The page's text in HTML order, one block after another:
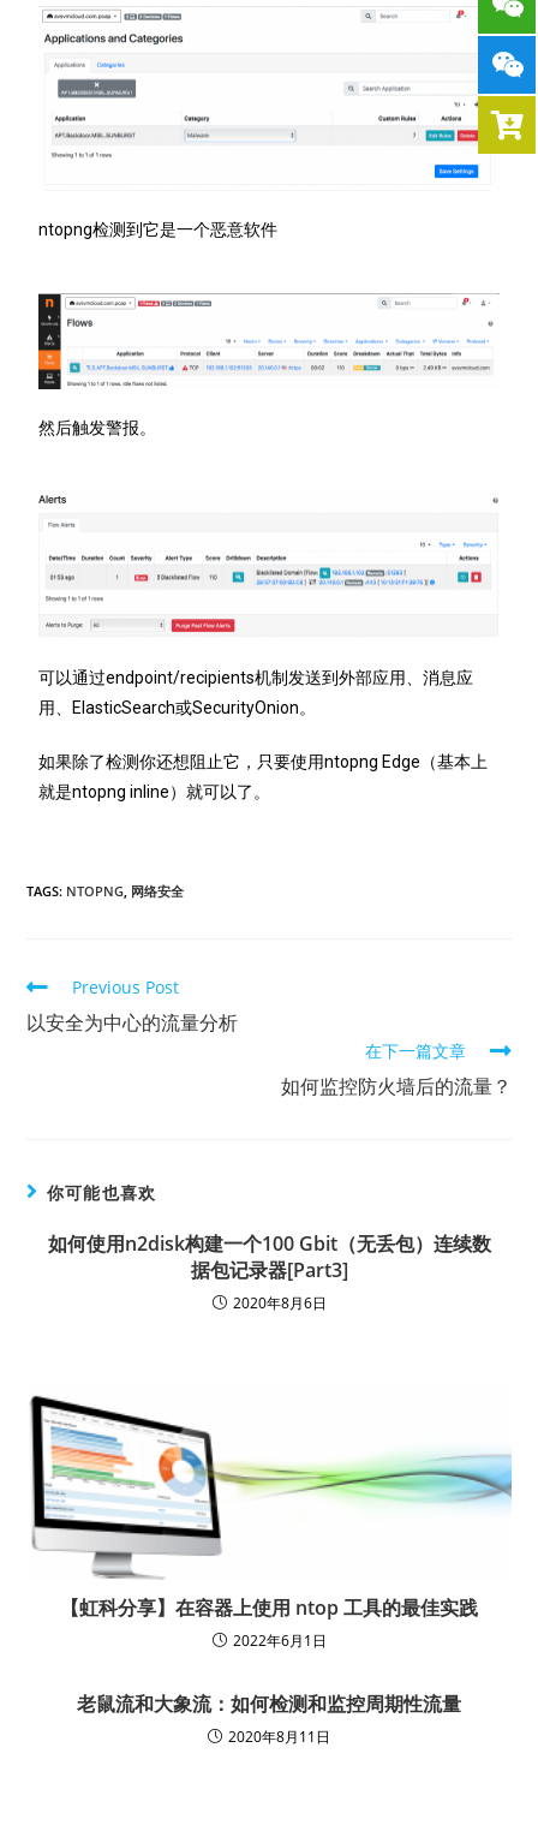
ntopng检测到它是一个恶意软件
然后触发警报。
可以通过endpoint/recipients机制发送到外部应用、消息应
用、ElasticSearch或SecurityOnion。
如果除了检测你还想阻止它，只要使用ntopng Edge（基本上
就是ntopng inline）就可以了。
TAGS: NTOPNG, 网络安全
Previous Post
以安全为中心的流量分析
在下一篇文章
如何监控防火墙后的流量？
你可能也喜欢
如何使用n2disk构建一个100 Gbit（无丢包）连续数
据包记录器[Part3]
2020年8月6日
【虹科分享】在容器上使用 ntop 工具的最佳实践
2022年6月1日
老鼠流和大象流：如何检测和监控周期性流量
2020年8月11日